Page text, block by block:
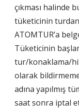
çıkması halinde
tüketicinin
ATOMTUR’a
Tüketicinin
tur/konaklama/
olarak
adına yapılmış
saat sonra iptal